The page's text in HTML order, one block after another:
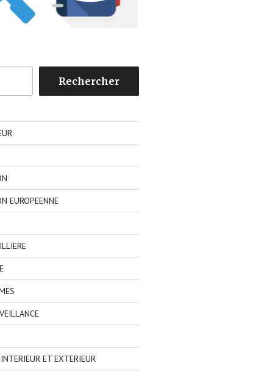
Rechercher
EUROPEENNE
ET EXTERIEUR